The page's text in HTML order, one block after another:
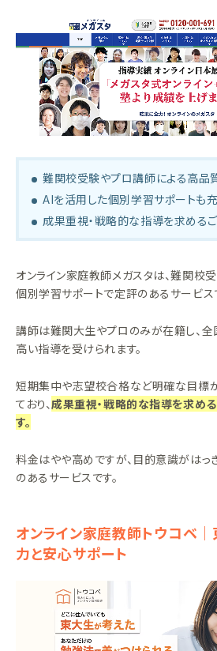
難関校受験やプロ講師による高品
AIを活用した個別学習サポートも
成果重視・戦略的な指導を求める
オンライン家庭教師メガスタは、難関校
個別学習サポートで定評のあるサービス
講師は難関大生やプロのみが在籍し、
高い指導を受けられます。
短期集中や志望校合格など明確な目標
ており、成果重視・戦略的な指導を求め
す。
料金はやや高めですが、目的意識がはっ
のあるサービスです。
オンライン家庭教師トウコベ
力と安心サポート